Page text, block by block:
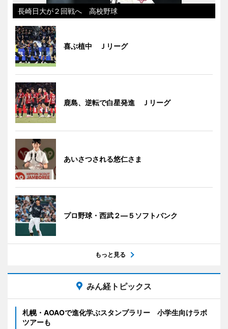
長崎日大が２回戦へ 高校野球
喜ぶ植中 Ｊリーグ
鹿島、逆転で白星発進 Ｊリーグ
あいさつされる悠仁さま
プロ野球・西武２―５ソフトバンク
もっと見る
みん経トピックス
札幌・AOAOで進化学ぶスタンプラリー 小学生向けラボ
ツアーも